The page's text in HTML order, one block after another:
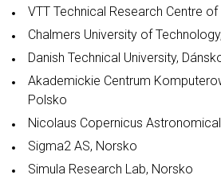
VTT Technical Research Centre of
Chalmers University of
Danish Technical University,
Akademickie Centrum
Polsko
Nicolaus Copernicus
Sigma2 AS, Norsko
Simula Research Lab, Norsko